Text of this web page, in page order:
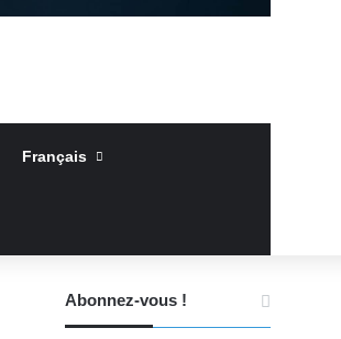
Français
Abonnez-vous !